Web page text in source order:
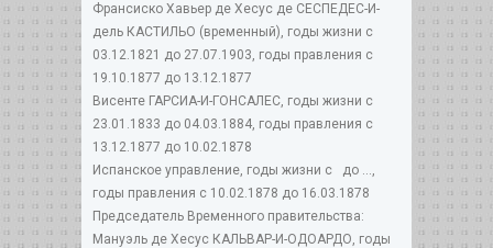
Франсиско Хавьер де Хесус де СЕСПЕДЕС-И-
дель КАСТИЛЬО (временный), годы жизни с
03.12.1821 до 27.07.1903, годы правления с
19.10.1877 до 13.12.1877
Висенте ГАРСИА-И-ГОНСАЛЕС, годы жизни с
23.01.1833 до 04.03.1884, годы правления с
13.12.1877 до 10.02.1878
Испанское управление, годы жизни с до ...,
годы правления с 10.02.1878 до 16.03.1878
Председатель Временного правительства:
Мануэль де Хесус КАЛЬВАР-И-ОДОАРДО, годы